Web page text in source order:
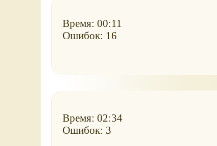
Время: 00:11
Ошибок: 16
Время: 02:34
Ошибок: 3